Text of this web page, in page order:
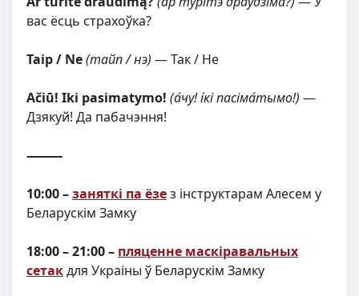
вас ёсць страхоўка?
Taip / Ne(тайп / нэ) — Так / Не
Ačiū! Iki pasimatymo! (а́чу! і́кі пасіма́тымо!) —
Дзякуй! Да пабачэння!
⸻
10:00 –заняткі па ёзез інструктарам Алесем у
Беларускім Замку
18:00 – 21:00 – пляценне маскіравальных
сетакдля Украіны ў Беларускім Замку